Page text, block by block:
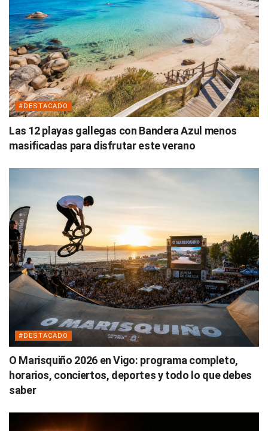
#DESTACADO
Las 12 playas gallegas con Bandera Azul menos
masificadas para disfrutar este verano
#DESTACADO
O Marisquiño 2026 en Vigo: programa completo,
horarios, conciertos, deportes y todo lo que debes
saber